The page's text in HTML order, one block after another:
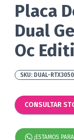
Placa
Dual
Oc
DUAL-
CONSULTAR
¡ESTAMOS